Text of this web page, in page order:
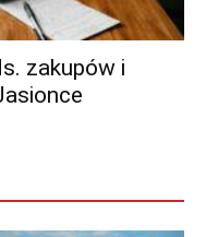
zakupów i